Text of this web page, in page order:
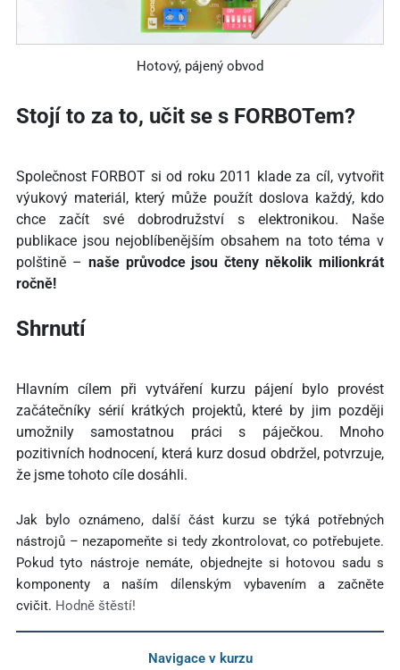
Hotový, pájený obvod
Stojí to za to, učit se s FORBOTem?
Společnost FORBOT si od roku 2011 klade za cíl, vytvořit
výukový materiál, který může použít doslova každý, kdo
chce začít své dobrodružství s elektronikou. Naše
publikace jsou nejoblíbenějším obsahem na toto téma v
polštině – naše průvodce jsou čteny několik milionkrát
ročně!
Shrnutí
Hlavním cílem při vytváření kurzu pájení bylo provést
začátečníky sérií krátkých projektů, které by jim později
umožnily samostatnou práci s páječkou. Mnoho
pozitivních hodnocení, která kurz dosud obdržel, potvrzuje,
že jsme tohoto cíle dosáhli.
Jak bylo oznámeno, další část kurzu se týká potřebných
nástrojů – nezapomeňte si tedy zkontrolovat, co potřebujete.
Pokud tyto nástroje nemáte, objednejte si hotovou sadu s
komponenty a naším dílenským vybavením a začněte
cvičit. Hodně štěstí!
Navigace v kurzu